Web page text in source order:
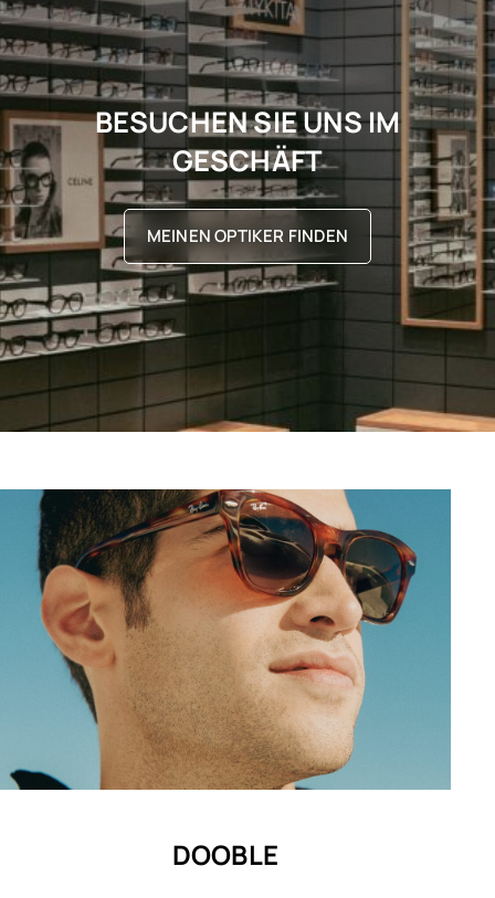
BESUCHEN SIE UNS IM
GESCHÄFT
MEINEN OPTIKER FINDEN
DOOBLE